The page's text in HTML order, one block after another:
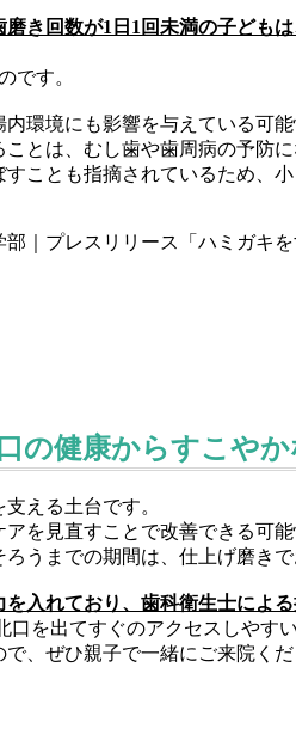
き回数が1日1回未満の子ども
です。
環境にも影響を与えている可能
とは、むし歯や歯周病の予防
ことも指摘されているため、
｜プレスリリース「ハミガキ
の健康からすこや
える土台です。
を見直すことで改善できる可能
うまでの期間は、仕上げ磨き
を入れており、歯科衛生士によ
を出てすぐのアクセスしやすい
、ぜひ親子で一緒にご来院くだ